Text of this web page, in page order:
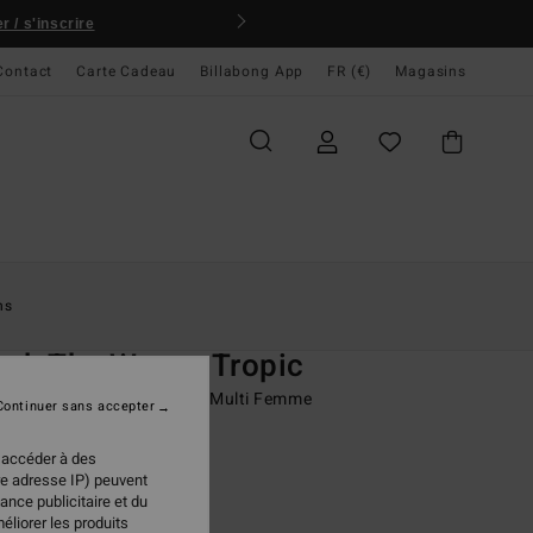
/ s'inscrire
Carte Cadeau Billabong App FR (€) Magasins
The Waves Tropic
bikini couvrance medium Multi Femme
50%
€
à des
adresse IP) peuvent
publicitaire et du
les produits
sans accepter